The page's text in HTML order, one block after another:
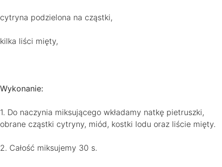
cytryna podzielona na cząstki,
kilka liści mięty,
Wykonanie:
1. Do naczynia miksującego wkładamy natkę pietruszki,
obrane cząstki cytryny, miód, kostki lodu oraz liście mięty.
2. Całość miksujemy 30 s.